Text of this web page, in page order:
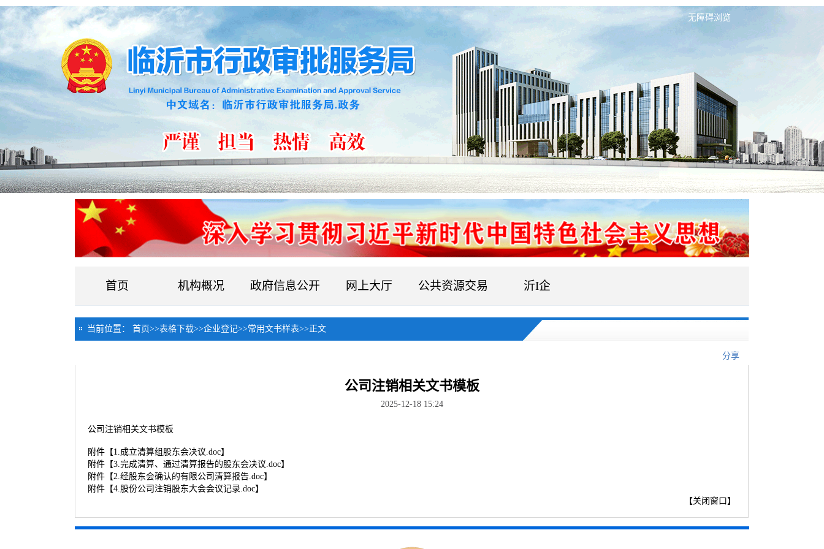
无障碍浏览
首页 机构概况 政府信息公开 网上大厅 公共资源交易 沂I企
当前位置： 首页>>表格下载>>企业登记>>常用文书样表>> 正文
分享
公司注销相关文书模板
2025-12-18 15:24
公司注销相关文书模板
附件【1.成立清算组股东会决议.doc】
附件【3.完成清算、通过清算报告的股东会决议.doc】
附件【2.经股东会确认的有限公司清算报告.doc】
附件【4.股份公司注销股东大会会议记录.doc】
【关闭窗口 】